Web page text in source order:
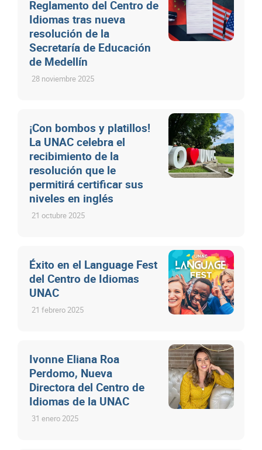
Reglamento del Centro de
Idiomas tras nueva
resolución de la
Secretaría de Educación
de Medellín
28 noviembre 2025
¡Con bombos y platillos!
La UNAC celebra el
recibimiento de la
resolución que le
permitirá certificar sus
niveles en inglés
21 octubre 2025
Éxito en el Language Fest
del Centro de Idiomas
UNAC
21 febrero 2025
Ivonne Eliana Roa
Perdomo, Nueva
Directora del Centro de
Idiomas de la UNAC
31 enero 2025